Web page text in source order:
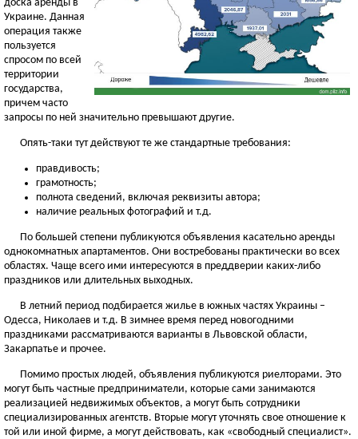
доска аренды в
Украине. Данная
операция также
пользуется
спросом по всей
территории
государства,
причем часто
запросы по ней значительно превышают другие.
Опять-таки тут действуют те же стандартные требования:
правдивость;
грамотность;
полнота сведений, включая реквизиты автора;
наличие реальных фотографий и т.д.
По большей степени публикуются объявления касательно аренды
однокомнатных апартаментов. Они востребованы практически во всех
областях. Чаще всего ими интересуются в преддверии каких-либо
праздников или длительных выходных.
В летний период подбирается жилье в южных частях Украины –
Одесса, Николаев и т.д. В зимнее время перед новогодними
праздниками рассматриваются варианты в Львовской области,
Закарпатье и прочее.
Помимо простых людей, объявления публикуются риелторами. Это
могут быть частные предприниматели, которые сами занимаются
реализацией недвижимых объектов, а могут быть сотрудники
специализированных агентств. Вторые могут уточнять свое отношение к
той или иной фирме, а могут действовать, как «свободный специалист».